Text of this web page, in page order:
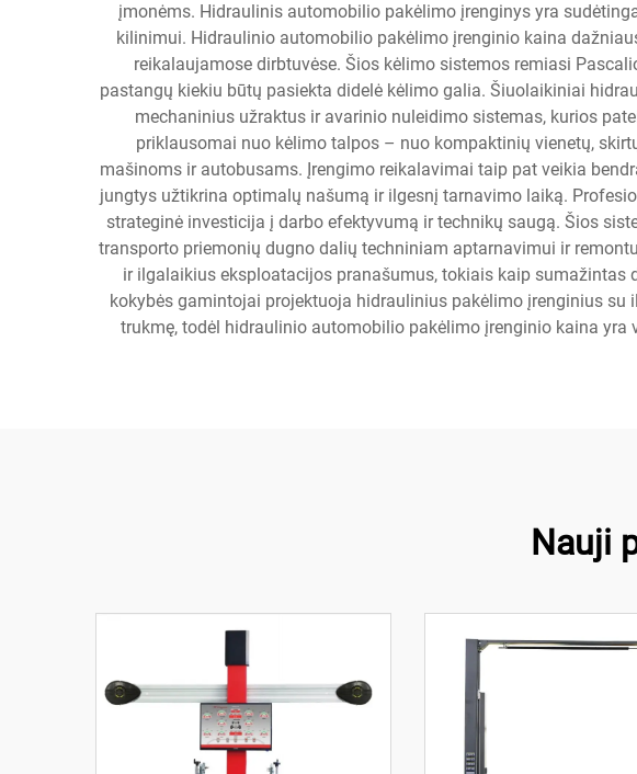
įmonėms. Hidraulinis automobilio pakėlimo įrenginys yra
kilinimui. Hidraulinio automobilio pakėlimo įrenginio kaina
reikalaujamose dirbtuvėse. Šios kėlimo sistemos remiasi
pastangų kiekiu būtų pasiekta didelė kėlimo galia. Šiuolaikiniai
mechaninius užraktus ir avarinio nuleidimo sistemas, kurios
priklausomai nuo kėlimo talpos – nuo kompaktinių vienetų,
mašinoms ir autobusams. Įrengimo reikalavimai taip pat veikia
jungtys užtikrina optimalų našumą ir ilgesnį tarnavimo laiką.
strateginė investicija į darbo efektyvumą ir technikų saugą. Šios
transporto priemonių dugno dalių techniniam aptarnavimui ir
ir ilgalaikius eksploatacijos pranašumus, tokiais kaip
kokybės gamintojai projektuoja hidraulinius pakėlimo įrenginius
trukmę, todėl hidraulinio automobilio pakėlimo įrenginio kaina
Nauji